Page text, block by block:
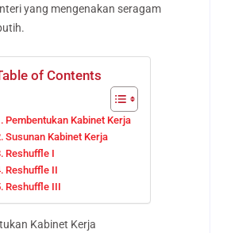
yang mengenakan seragam
of Contents
Pembentukan Kabinet Kerja
Susunan Kabinet Kerja
Reshuffle I
Reshuffle II
Reshuffle III
Kabinet Kerja